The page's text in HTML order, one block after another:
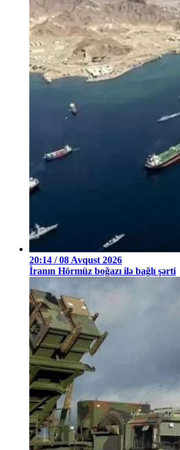
20:14 / 08 Avqust 2026
İranın Hörmüz boğazı ilə bağlı şərti